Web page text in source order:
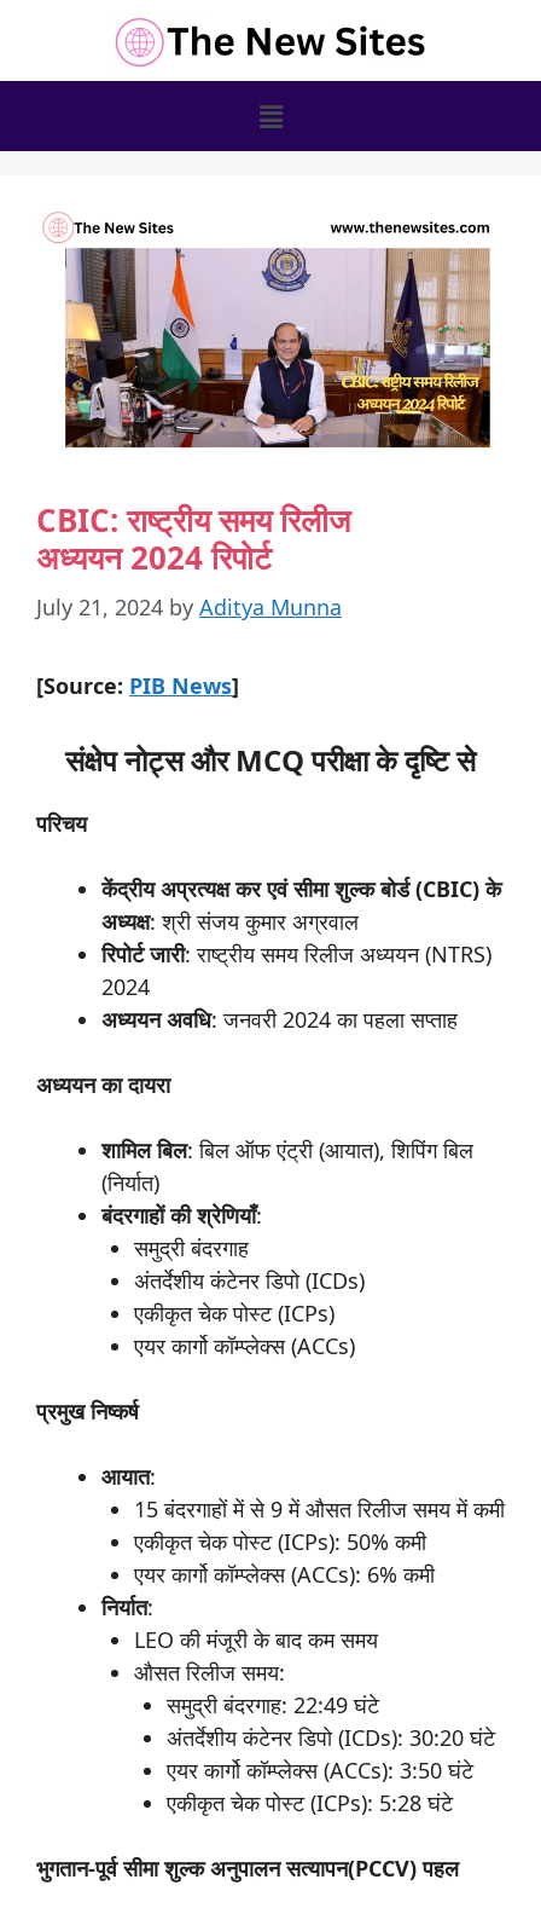
CBIC: राष्ट्रीय समय रिलीज
अध्ययन 2024 रिपोर्ट
July 21, 2024 by Aditya Munna
[Source: PIB News]
संक्षेप नोट्स और MCQ परीक्षा के दृष्टि से
परिचय
केंद्रीय अप्रत्यक्ष कर एवं सीमा शुल्क बोर्ड (CBIC) के
अध्यक्ष: श्री संजय कुमार अग्रवाल
रिपोर्टजारी: राष्ट्रीय समय रिलीज अध्ययन (NTRS)
2024
अध्ययनअवधि: जनवरी 2024 का पहला सप्ताह
अध्ययनकादायरा
शामिलबिल: बिल ऑफ एंट्री (आयात), शिपिंग बिल
(निर्यात)
बंदरगाहोंकीश्रेणियाँ:
समुद्री बंदरगाह
अंतर्देशीय कंटेनर डिपो (ICDs)
एकीकृत चेक पोस्ट (ICPs)
एयर कार्गो कॉम्प्लेक्स (ACCs)
प्रमुखनिष्कर्ष
आयात:
15 बंदरगाहों में से 9 में औसत रिलीज समय में कमी
एकीकृत चेक पोस्ट (ICPs): 50% कमी
एयर कार्गो कॉम्प्लेक्स (ACCs): 6% कमी
निर्यात:
LEO की मंजूरी के बाद कम समय
औसत रिलीज समय:
समुद्री बंदरगाह: 22:49 घंटे
अंतर्देशीय कंटेनर डिपो (ICDs): 30:20 घंटे
एयर कार्गो कॉम्प्लेक्स (ACCs): 3:50 घंटे
एकीकृत चेक पोस्ट (ICPs): 5:28 घंटे
भुगतान-पूर्व सीमा शुल्क अनुपालन सत्यापन(PCCV) पहल